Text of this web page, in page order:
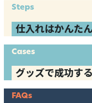
Steps
仕入れはかんた
Cases
グッズで成功す
FAQs